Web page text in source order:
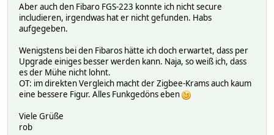
Aber auch den Fibaro FGS-223 konnte ich nicht secure
includieren, irgendwas hat er nicht gefunden. Habs
aufgegeben.
Wenigstens bei den Fibaros hätte ich doch erwartet, dass per
Upgrade einiges besser werden kann. Naja, so weiß ich, dass
es der Mühe nicht lohnt.
OT: im direkten Vergleich macht der Zigbee-Krams auch kaum
eine bessere Figur. Alles Funkgedöns eben
Viele Grüße
rob